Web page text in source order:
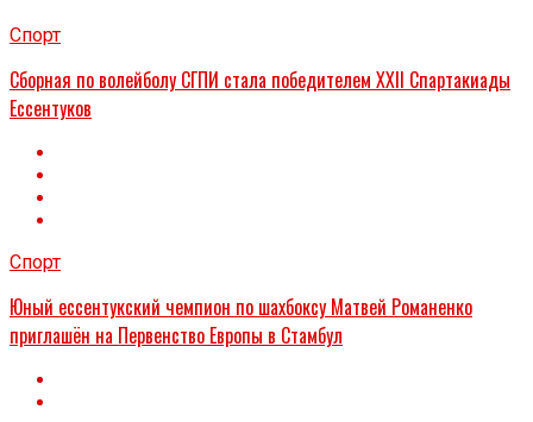
Спорт
Сборная по волейболу СГПИ стала победителем XXII Спартакиады
Ессентуков
Спорт
Юный ессентукский чемпион по шахбоксу Матвей Романенко
приглашён на Первенство Европы в Стамбул